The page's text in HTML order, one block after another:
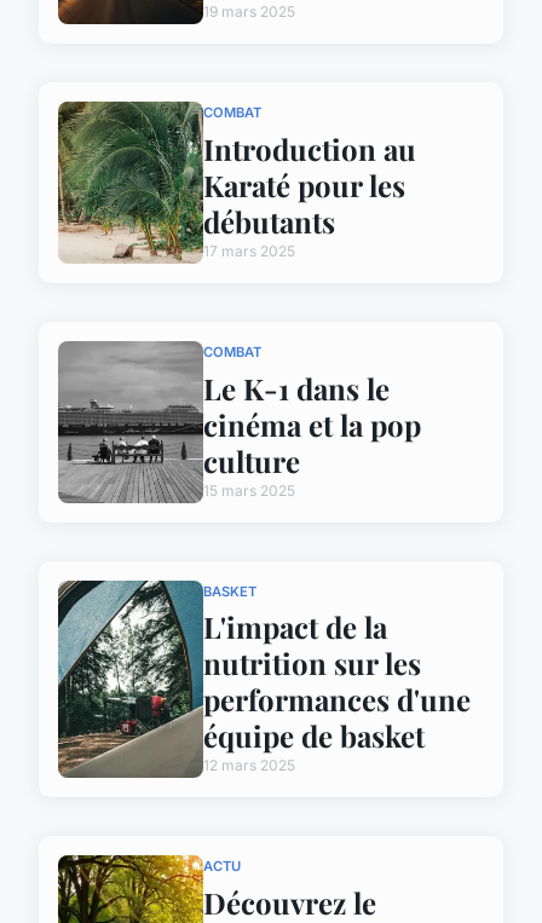
19 mars 2025
COMBAT
Introduction au
Karaté pour les
débutants
17 mars 2025
COMBAT
Le K-1 dans le
cinéma et la pop
culture
15 mars 2025
BASKET
L'impact de la
nutrition sur les
performances d'une
équipe de basket
12 mars 2025
ACTU
Découvrez le